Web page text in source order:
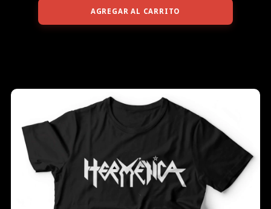
AGREGAR AL CARRITO